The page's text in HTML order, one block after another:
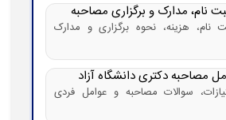
نام، مدارک و برگزاری مصاحبه
نام، هزینه، نحوه برگزاری و مدارک
مصاحبه دکتری دانشگاه آزاد
سوالات مصاحبه و عوامل فردی